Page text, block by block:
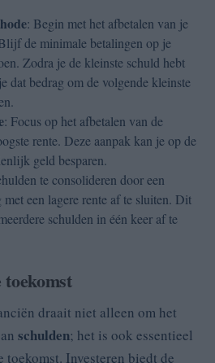
: Begin met het afbetalen van je
de minimale betalingen op je
Zodra je de kleinste schuld hebt
dat bedrag om de volgende kleinste
: Focus op het afbetalen van de
rente. Deze aanpak kan je op de
geld besparen.
te consolideren door een
een lagere rente af te sluiten. Dit
schulden in één keer af te
draait niet alleen om het
schulden; het is ook essentieel
toekomst. Investeren biedt de